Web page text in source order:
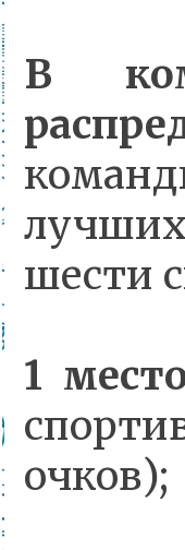
В
шести
1
очков);